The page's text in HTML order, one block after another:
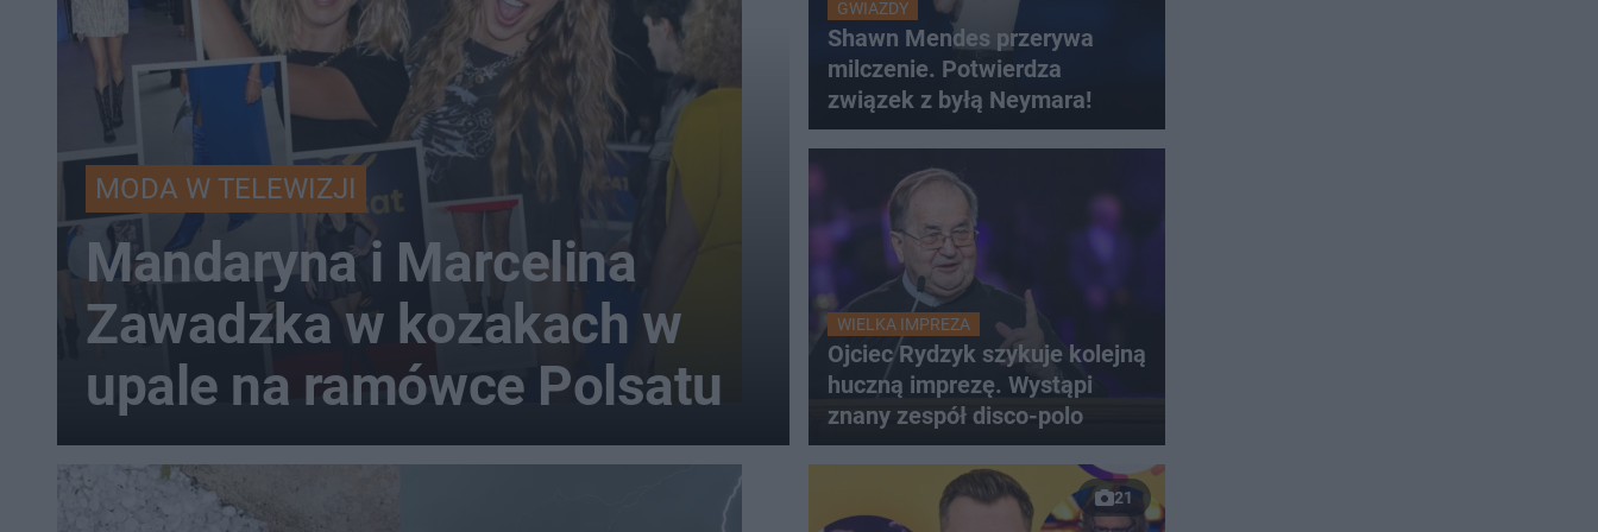
MODA W TELEWIZJI
Mandaryna i Marcelina
Zawadzka w kozakach w
upale na ramówce Polsatu
GWIAZDY
Shawn Mendes przerywa
milczenie. Potwierdza
związek z byłą Neymara!
WIELKA IMPREZA
Ojciec Rydzyk szykuje kolejną
huczną imprezę. Wystąpi
znany zespół disco-polo
21